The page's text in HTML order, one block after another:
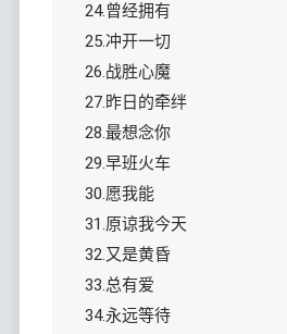
24.曾经拥有
25.冲开一切
26.战胜心魔
27.昨日的牵绊
28.最想念你
29.早班火车
30.愿我能
31.原谅我今天
32.又是黄昏
33.总有爱
34.永远等待